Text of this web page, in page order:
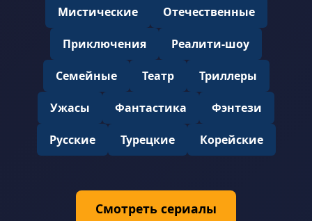
Мистические Отечественные
Приключения Реалити-шоу
Семейные Театр Триллеры
Ужасы Фантастика Фэнтези
Русские Турецкие Корейские
Смотреть сериалы